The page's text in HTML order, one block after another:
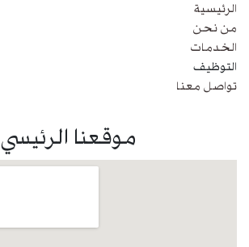
الرئيسية
من نحن
الخدمات
التوظيف
تواصل معنا
موقعنا الرئيسي